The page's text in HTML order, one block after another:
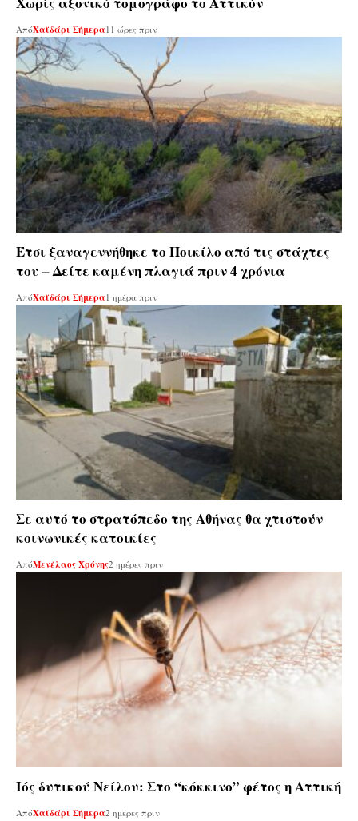
ΑπόΧαϊδάρι Σήμερα 11 ώρες πριν
Έτσι ξαναγεννήθηκε το Ποικίλο από τις στάχτες
του – Δείτε καμένη πλαγιά πριν 4 χρόνια
ΑπόΧαϊδάρι Σήμερα 1 ημέρα πριν
Σε αυτό το στρατόπεδο της Αθήνας θα χτιστούν
κοινωνικές κατοικίες
ΑπόΜενέλαος Χρόνης2 ημέρες πριν
Ιός δυτικού Νείλου: Στο “κόκκινο” φέτος η Αττική
ΑπόΧαϊδάρι Σήμερα2 ημέρες πριν